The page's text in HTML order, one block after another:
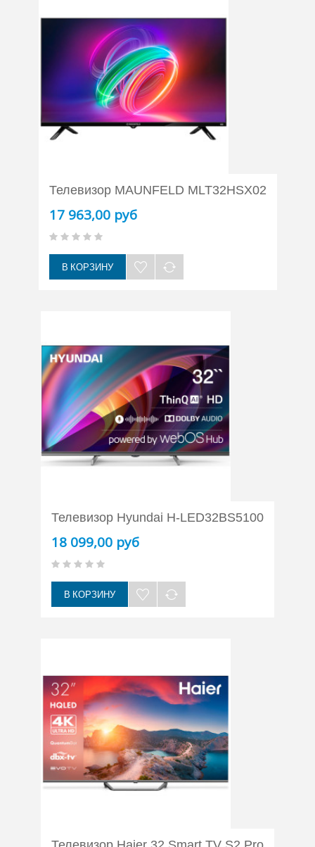
Телевизор MAUNFELD MLT32HSX02
17 963,00 руб
В КОРЗИНУ
Телевизор Hyundai H-LED32BS5100
18 099,00 руб
В КОРЗИНУ